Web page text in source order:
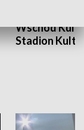
Wschód
Stadion